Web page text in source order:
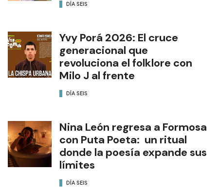
DÍA SEIS
Yvy Porá 2026: El cruce
generacional que
revoluciona el folklore con
Milo J al frente
DÍA SEIS
Nina León regresa a Formosa
con Puta Poeta: un ritual
donde la poesía expande sus
límites
DÍA SEIS